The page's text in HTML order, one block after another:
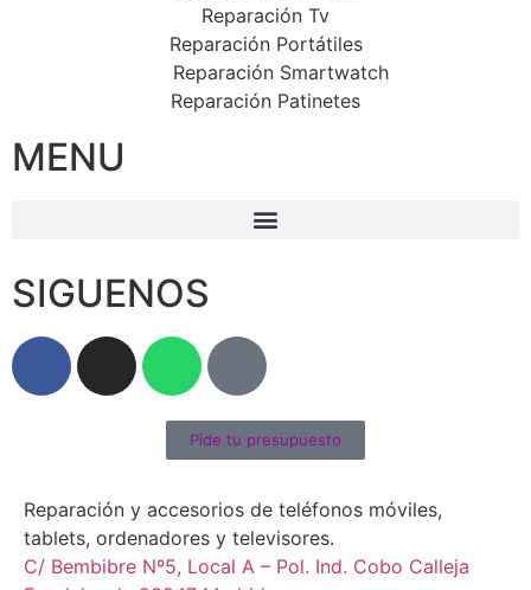
Reparación Tv
Reparación Portátiles
Reparación Smartwatch
Reparación Patinetes
MENU
SIGUENOS
Pide tu presupuesto
Reparación y accesorios de teléfonos móviles,
tablets, ordenadores y televisores.
C/ Bembibre Nº5, Local A – Pol. Ind. Cobo Calleja